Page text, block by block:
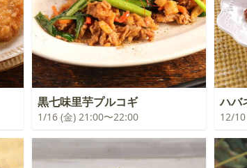
黒七味里芋プルコギ
1/16 (金) 21:00〜22:00
ハバ
12/